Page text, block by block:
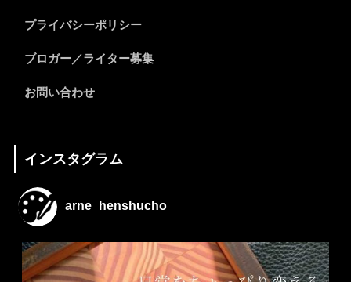
プライバシーポリシー
ブロガー／ライター募集
お問い合わせ
インスタグラム
arne_henshucho